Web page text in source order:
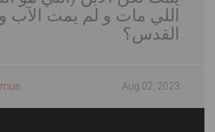
اللي مات و لم يمت الآب و
القدس؟
Aug 02, 2023